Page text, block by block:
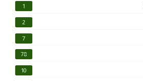
1
2
7
78
10